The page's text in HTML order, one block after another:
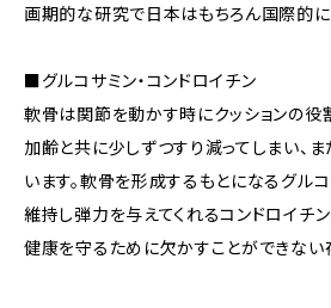
画期的な研究で日本はもちろん国際的に
■グルコサミン・コンドロイチン
軟骨は関節を動かす時にクッションの役
加齢と共に少しずつすり減ってしまい、
います。軟骨を形成するもとになるグル
維持し弾力を与えてくれるコンドロイチ
健康を守るために欠かすことができない